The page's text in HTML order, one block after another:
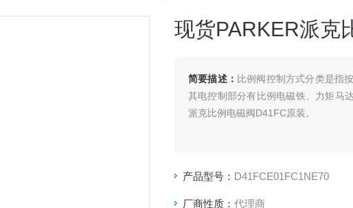
现货PARKER派克
简要描述： 比例阀控制方式分类是指
其电控制部分有比例电磁铁、力矩马
派克比例电磁阀D41FC原装。
产品型号： D41FCE01FC1NE70
厂商性质： 代理商